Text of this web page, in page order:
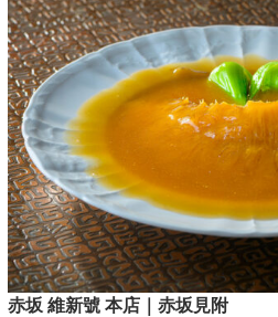
赤坂 維新號 本店｜赤坂見附